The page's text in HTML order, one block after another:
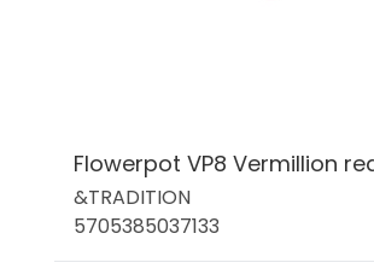
Flowerpot VP8 Vermillion
&TRADITION
5705385037133